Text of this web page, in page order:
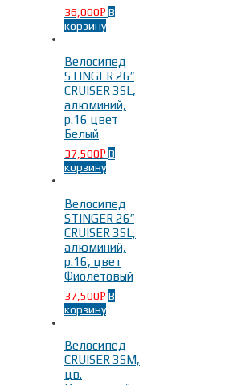
36,000Р В
корзину
Велосипед
STINGER 26″
CRUISER 3SL,
алюминий,
р.16 цвет
Белый
37,500Р В
корзину
Велосипед
STINGER 26″
CRUISER 3SL,
алюминий,
р.16, цвет
Фиолетовый
37,500Р В
корзину
Велосипед
CRUISER 3SM,
цв.